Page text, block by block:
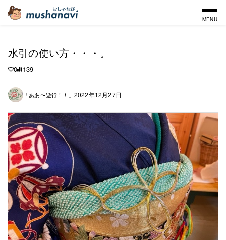
MENU
水引の使い方・・・。
0 139
「ああ〜遊行！！」 2022年12月27日